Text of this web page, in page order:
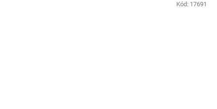
Kód: 17691